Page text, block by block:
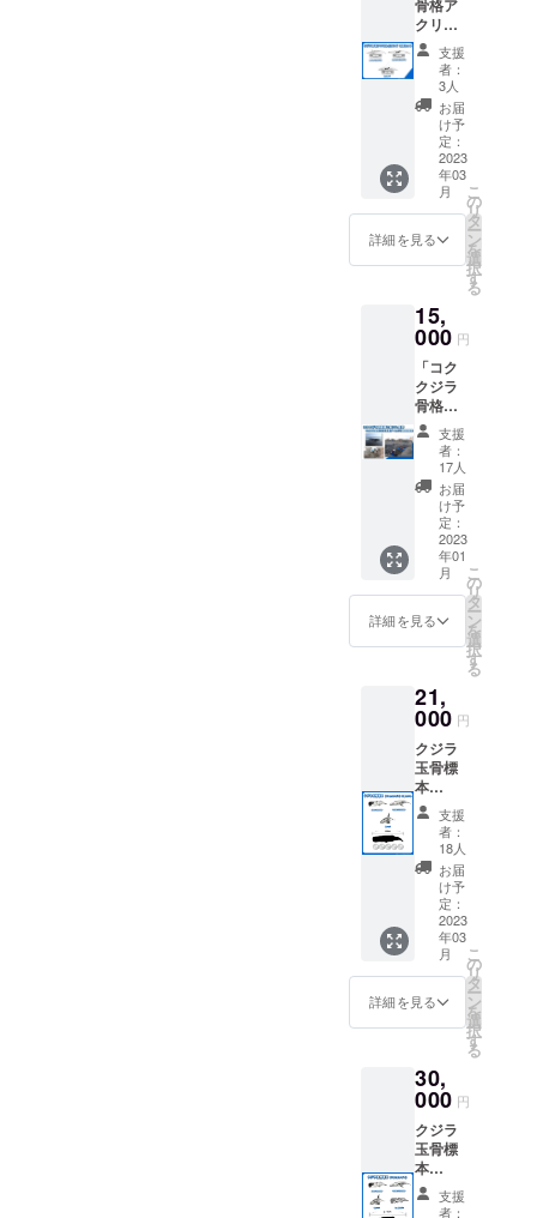
ます。
（※本リ
ターン
を選ん
で頂い
た方に
は、詳
細を
追って
ご連絡
致しま
た、授
業に参
場合で
も支援
者向け
にアー
カイブ
動画を
後日配
信いた
しま
す。）
備考欄
にて
「授業
参加」
or 「参
アーカ
イブ動
望」 の
ご回答
をお願
いいた
しま
す。
サイズ
研磨済
み）で
す。
こちら
の商品
は積層
痕が
残った
ままで
のお届
けとな
りま
書が付
属しま
すの
で、知
識が無
い方で
も完成
見本の
様に研
磨する
事が可
能で
す。
り方」
のアー
カイブ
動画の
視聴券
と 特別
授業
「鯨類
のスト
ラン
ディン
グ対
応」
につい
て」 に
参加出
来るチ
ケット
が一体
になっ
たセッ
トで
す。
（授業
参加券
につい
ては参
加出来
なかっ
た場合
アーカ
イブ動
日配信
させて
頂きま
す。）
授業参
加につ
きまし
て備考
欄にて
「授業
参加」
or 「参
アーカ
イブ動
望」 の
ご回答
をお願
いいた
しま
す。
骨格ア
クリル
スタン
ド 3種
セット
（コク
クジラ
以外の3
種セッ
ト） ク
ジラの
骨格標
本を基
に制作
したク
骨格が
視覚的
にわか
るお
しゃれ
なアク
リルス
タンド
の3種
セット
になり
ます。
※発送は
3月を予
定して
おりま
す
支援
者：
3人
お届
け予
定：
2023
年03
月
詳細を見る
こ
の
リ
タ
ー
ン
を
選
択
す
る
15,
000 円
「コク
クジラ
骨格掘
り起こ
し見学
＋中村
玄助教
による
授業動
画アー
カイブ
視聴
券」 実
際に現
地でコ
ククジ
格の掘
り起こ
しを見
学でき
ます。
骨格の
掘り起
こし時
には中
村 玄助
教によ
る、ク
ジラの
解説が
行われ
ます。
1月28日
に行わ
れるコ
ククジ
ラの骨
格の掘
り出し
を見学
できま
支援
者：
17人
お届
け予
定：
2023
年01
月
詳細を見る
こ
の
リ
タ
ー
ン
を
選
択
す
る
21,
000 円
クジラ
玉骨標
本
10cmサ
イズ 3
種セッ
ト クジ
ラの骨
格標本
を基に
制作し
たクジ
ラの骨
格構造
が視覚
的にわ
「玉骨
標本」
があな
たの家
に届き
ます。
※発送は
3月を予
支援
者：
18人
お届
け予
定：
2023
年03
月
詳細を見る
こ
の
リ
タ
ー
ン
を
選
択
す
る
30,
000 円
クジラ
玉骨標
本
15cmサ
イズ
支援
者：